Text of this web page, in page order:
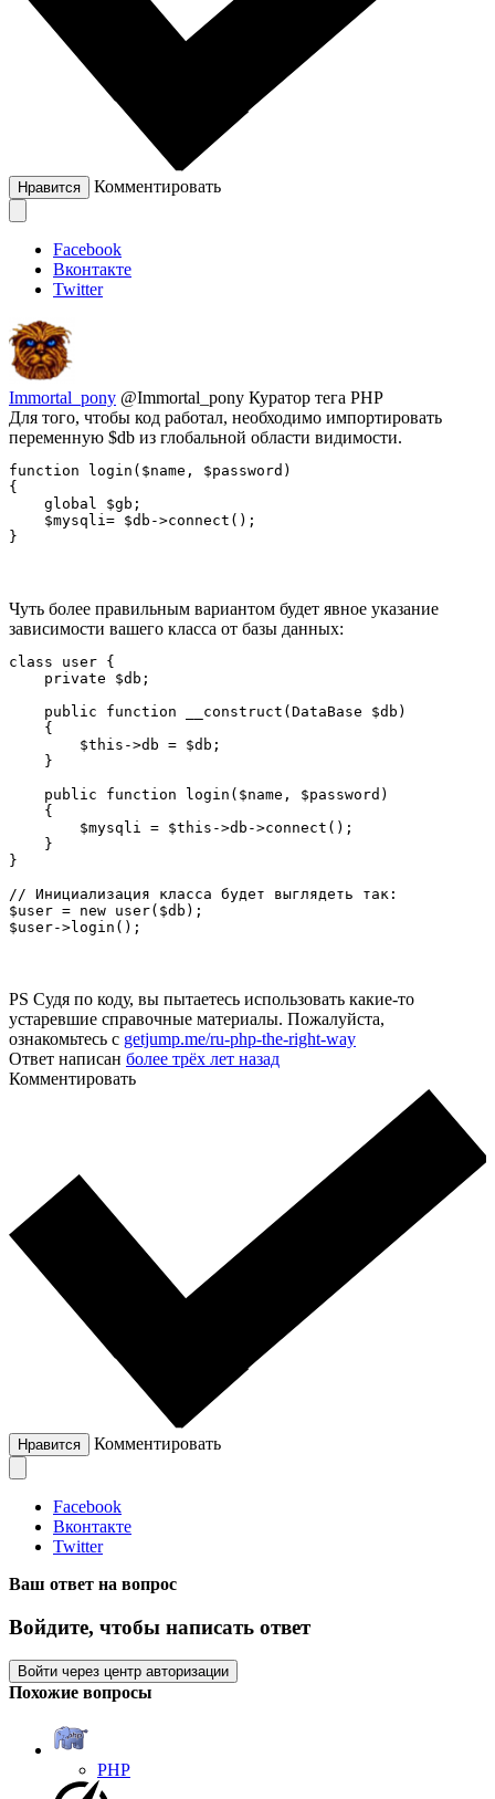
Нравится Комментировать
Facebook
Вконтакте
Twitter
Immortal_pony @Immortal_pony Куратор тега PHP
Для того, чтобы код работал, необходимо импортировать
переменную $db из глобальной области видимости.
function login($name, $password)
{
    global $gb;
    $mysqli= $db->connect();
}
Чуть более правильным вариантом будет явное указание
зависимости вашего класса от базы данных:
class user {
    private $db;
    public function __construct(DataBase $db)
    {
        $this->db = $db;
    }
    public function login($name, $password)
    {
        $mysqli = $this->db->connect();
    }
}
// Инициализация класса будет выглядеть так:
$user = new user($db);
$user->login();
PS Судя по коду, вы пытаетесь использовать какие-то
устаревшие справочные материалы. Пожалуйста,
ознакомьтесь с getjump.me/ru-php-the-right-way
Ответ написан более трёх лет назад
Комментировать
Нравится Комментировать
Facebook
Вконтакте
Twitter
Ваш ответ на вопрос
Войдите, чтобы написать ответ
Войти через центр авторизации
Похожие вопросы
PHP